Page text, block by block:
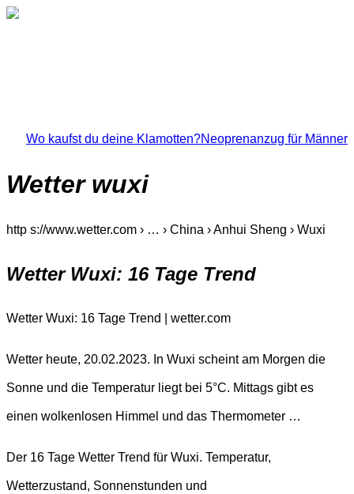
Neoprenanzug für Männer
Wo kaufst du deine Klamotten?
Wetter wuxi
http s://www.wetter.com › … › China › Anhui Sheng › Wuxi
Wetter Wuxi: 16 Tage Trend
Wetter Wuxi: 16 Tage Trend | wetter.com
Wetter heute, 20.02.2023. In Wuxi scheint am Morgen die
Sonne und die Temperatur liegt bei 5°C. Mittags gibt es
einen wolkenlosen Himmel und das Thermometer …
Der 16 Tage Wetter Trend für Wuxi. Temperatur,
Wetterzustand, Sonnenstunden und